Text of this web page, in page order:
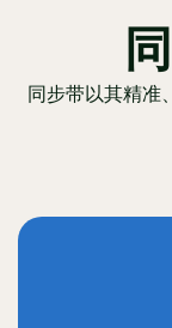
同步带以其精准